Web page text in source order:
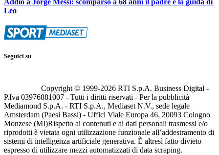
Leo
Seguici su
Copyright © 1999-2026 RTI S.p.A. Business Digital -
P.Iva 03976881007 - Tutti i diritti riservati - Per la pubblicità
Mediamond S.p.A. - RTI S.p.A., Mediaset N.V., sede legale
Amsterdam (Paesi Bassi) - Uffici Viale Europa 46, 20093 Cologno
Monzese (MI)Rispetto ai contenuti e ai dati personali trasmessi e/o
riprodotti è vietata ogni utilizzazione funzionale all’addestramento di
sistemi di intelligenza artificiale generativa. È altresì fatto divieto
espresso di utilizzare mezzi automatizzati di data scraping.